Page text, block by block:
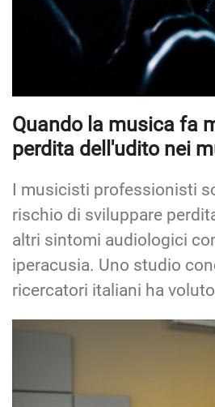
Quando la musica fa
perdita dell'udito nei
I musicisti professionisti
rischio di sviluppare
altri sintomi audiologici
iperacusia. Uno studio
ricercatori italiani ha